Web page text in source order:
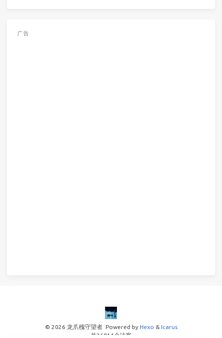
广告
© 2026 龙爪槐守望者Powered by Hexo & Icarus
共26814 个访客